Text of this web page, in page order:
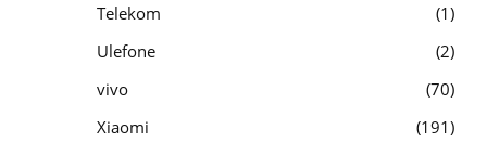
Telekom
1
Ulefone
2
vivo
70
Xiaomi
191